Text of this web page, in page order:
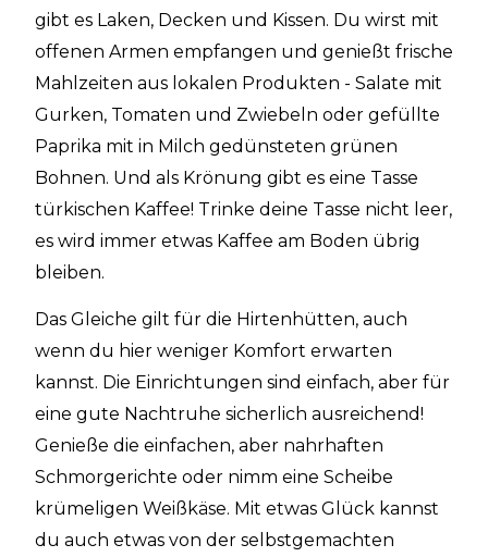
gibt es Laken, Decken und Kissen. Du wirst mit
offenen Armen empfangen und genießt frische
Mahlzeiten aus lokalen Produkten - Salate mit
Gurken, Tomaten und Zwiebeln oder gefüllte
Paprika mit in Milch gedünsteten grünen
Bohnen. Und als Krönung gibt es eine Tasse
türkischen Kaffee! Trinke deine Tasse nicht leer,
es wird immer etwas Kaffee am Boden übrig
bleiben.
Das Gleiche gilt für die Hirtenhütten, auch
wenn du hier weniger Komfort erwarten
kannst. Die Einrichtungen sind einfach, aber für
eine gute Nachtruhe sicherlich ausreichend!
Genieße die einfachen, aber nahrhaften
Schmorgerichte oder nimm eine Scheibe
krümeligen Weißkäse. Mit etwas Glück kannst
du auch etwas von der selbstgemachten